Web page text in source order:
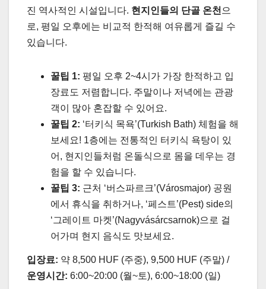
진 역사적인 시설입니다. 현지인들의 단골 온천 으
로, 평일 오후에는 비교적 한적해 여유롭게 즐길 수
있습니다.
꿀팁 1: 평일 오후 2~4시 가 가장 한적하고 입
장료도 저렴합니다. 주말이나 저녁에는 관광
객이 많아 혼잡할 수 있어요.
꿀팁 2: ‘터키식 목욕’(Turkish Bath) 체험을 해
보세요! 1층에는 전통적인 터키식 욕탕이 있
어, 현지인들처럼 온돌식으로 몸을 데우는 경
험을 할 수 있습니다.
꿀팁 3: 근처 ‘버스파르크’(Városmajor) 공원
에서 휴식을 취하거나, ‘페스트’(Pest) side의
‘그레이트 마켓’(Nagyvásárcsarnok)으로 걸
어가며 현지 음식도 맛보세요.
입장료: 약 8,500 HUF (주중), 9,500 HUF (주말) /
운영시간: 6:00~20:00 (월~토), 6:00~18:00 (일)